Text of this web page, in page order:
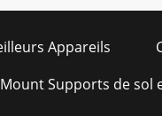
Appareils
Supports de sol